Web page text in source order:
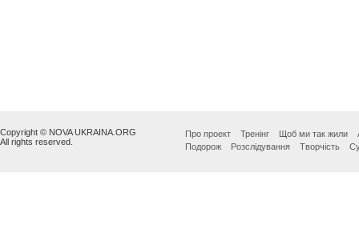
Copyright © NOVA UKRAINA.ORG
All rights reserved.
Про проект Тренінг Щоб ми так жили
Подорож
Розслідування Творчість